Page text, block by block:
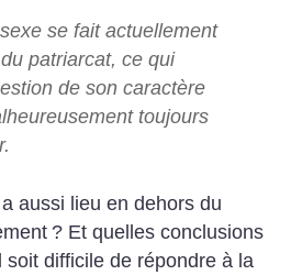
se fait actuellement
patriarcat, ce qui
de son caractère
toujours
aussi lieu en dehors du
? Et quelles conclusions
soit difficile de répondre à la